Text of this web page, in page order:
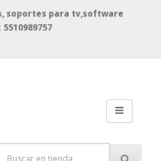
soportes para tv,software
5510989757